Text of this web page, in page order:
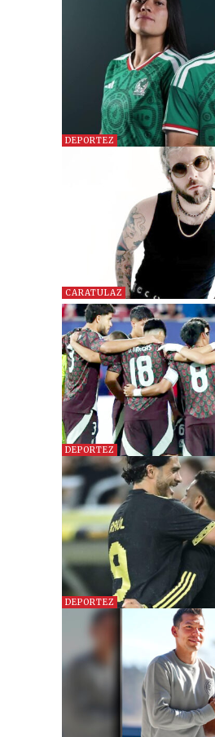
DEPORTEZ
CARATULAZ
DEPORTEZ
DEPORTEZ